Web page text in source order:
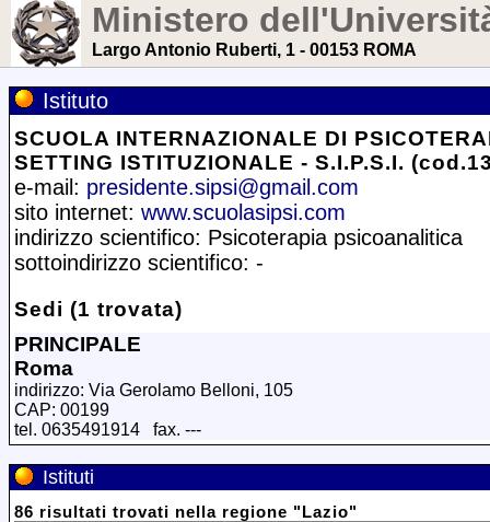
Ministero
Largo Antonio Ruberti, 1 - 00153 ROMA
Istituto
SCUOLA INTERNAZIONALE DI
SETTING ISTITUZIONALE - S.I.P.S.I.
e-mail: presidente.sipsi@gmail.com
sito internet: www.scuolasipsi.com
indirizzo scientifico: Psicoterapia psicoanalitica
sottoindirizzo scientifico: -
Sedi (1 trovata)
PRINCIPALE
Roma
indirizzo: Via Gerolamo Belloni, 105
CAP: 00199
tel. 0635491914 fax. ---
Istituti
86 risultati trovati nella regione "Lazio"